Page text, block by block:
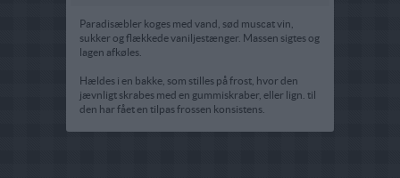
Paradisæbler koges med vand, sød muscat vin,
sukker og flækkede vaniljestænger. Massen sigtes og
lagen afkøles.
Hældes i en bakke, som stilles på frost, hvor den
jævnligt skrabes med en gummiskraber, eller lign. til
den har fået en tilpas frossen konsistens.